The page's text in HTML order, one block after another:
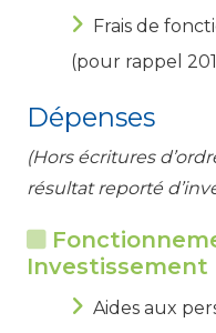
Frais de
(pour rappel
Dépenses
(Hors écritures
résultat reporté
Investissement
Aides aux